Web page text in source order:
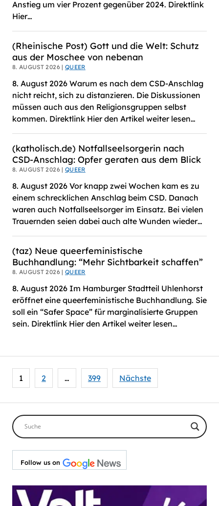
Anstieg um vier Prozent gegenüber 2024. Direktlink
Hier…
(Rheinische Post) Gott und die Welt: Schutz
aus der Moschee von nebenan
8. AUGUST 2026 |QUEER
8. August 2026 Warum es nach dem CSD-Anschlag
nicht reicht, sich zu distanzieren. Die Diskussionen
müssen auch aus den Religionsgruppen selbst
kommen. Direktlink Hier den Artikel weiter lesen…
(katholisch.de) Notfallseelsorgerin nach
CSD-Anschlag: Opfer geraten aus dem Blick
8. AUGUST 2026 |QUEER
8. August 2026 Vor knapp zwei Wochen kam es zu
einem schrecklichen Anschlag beim CSD. Danach
waren auch Notfallseelsorger im Einsatz. Bei vielen
Trauernden seien dabei auch alte Wunden wieder…
(taz) Neue queerfeministische
Buchhandlung: “Mehr Sichtbarkeit schaffen”
8. AUGUST 2026 |QUEER
8. August 2026 Im Hamburger Stadtteil Uhlenhorst
eröffnet eine queerfeministische Buchhandlung. Sie
soll ein “Safer Space” für marginalisierte Gruppen
sein. Direktlink Hier den Artikel weiter lesen…
Seitennummerierung
der
1 2 … 399 Nächste
Follow us on